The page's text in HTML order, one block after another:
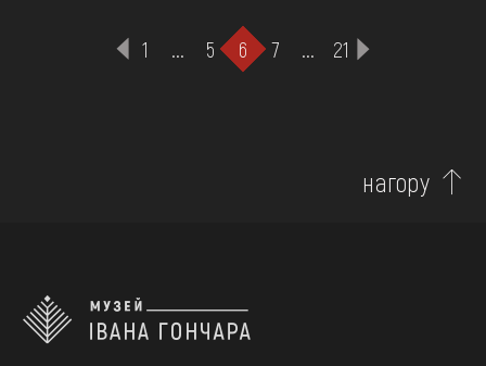
1 ... 5 6 7 ... 21
нагору